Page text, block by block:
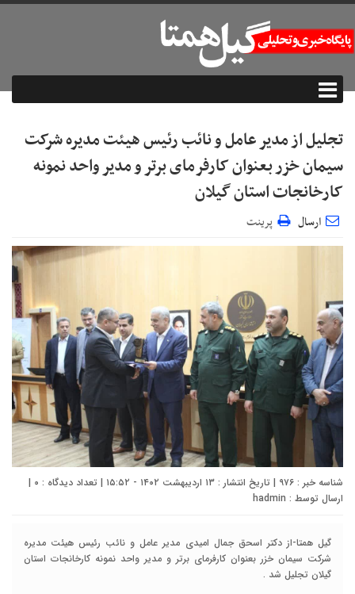
تجلیل از مدیر عامل و نائب رئیس هیئت مدیره شرکت
سیمان خزر بعنوان کارفرمای برتر و مدیر واحد نمونه
کارخانجات استان گیلان
ارسال پرینت
شناسه خبر : ۹۷۶ | تاریخ انتشار : ۱۳ اردیبهشت ۱۴۰۲ - ۱۵:۵۲ | تعداد دیدگاه : ۰ |
ارسال توسط : hadmin
گیل همتا-از دکتر اسحق جمال امیدی مدیر عامل و نائب رئیس هیئت مدیره
شرکت سیمان خزر بعنوان کارفرمای برتر و مدیر واحد نمونه کارخانجات استان
گیلان تجلیل شد .